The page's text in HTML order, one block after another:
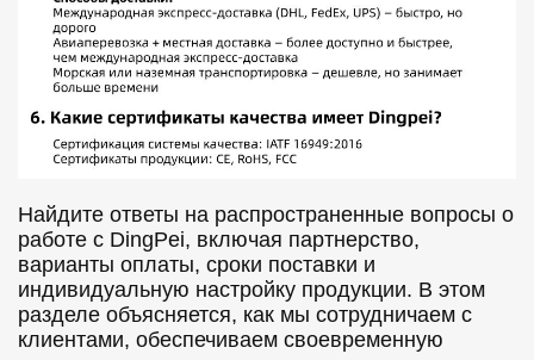
Найдите ответы на распространенные вопросы о
работе с DingPei, включая партнерство,
варианты оплаты, сроки поставки и
индивидуальную настройку продукции. В этом
разделе объясняется, как мы сотрудничаем с
клиентами, обеспечиваем своевременную